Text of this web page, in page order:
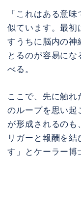
「これはある意
似ています。最初
すうちに脳内の神
とるのが容易に
べる。
ここで、先に触れ
のループを思い起
が形成されるのも
リガーと報酬を
す」とケーラー博